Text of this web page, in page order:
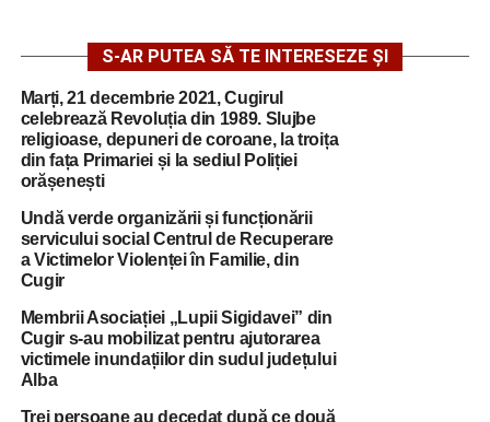
S-AR PUTEA SĂ TE INTERESEZE ȘI
Marți, 21 decembrie 2021, Cugirul
celebrează Revoluția din 1989. Slujbe
religioase, depuneri de coroane, la troița
din fața Primariei și la sediul Poliției
orășenești
Undă verde organizării și funcționării
servicului social Centrul de Recuperare
a Victimelor Violenței în Familie, din
Cugir
Membrii Asociației „Lupii Sigidavei” din
Cugir s-au mobilizat pentru ajutorarea
victimele inundațiilor din sudul județului
Alba
Trei persoane au decedat după ce două